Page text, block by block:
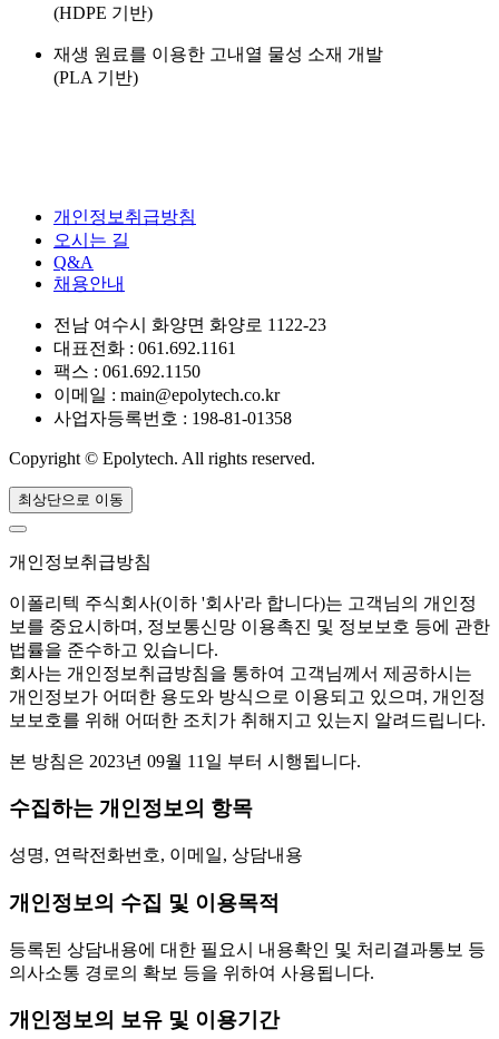
(HDPE 기반)
재생 원료를 이용한 고내열 물성 소재 개발
(PLA 기반)
개인정보취급방침
오시는 길
Q&A
채용안내
전남 여수시 화양면 화양로 1122-23
대표전화 : 061.692.1161
팩스 : 061.692.1150
이메일 : main@epolytech.co.kr
사업자등록번호 : 198-81-01358
Copyright © Epolytech. All rights reserved.
최상단으로 이동
개인정보취급방침
이폴리텍 주식회사(이하 '회사'라 합니다)는 고객님의 개인정
보를 중요시하며, 정보통신망 이용촉진 및 정보보호 등에 관한
법률을 준수하고 있습니다.
회사는 개인정보취급방침을 통하여 고객님께서 제공하시는
개인정보가 어떠한 용도와 방식으로 이용되고 있으며, 개인정
보보호를 위해 어떠한 조치가 취해지고 있는지 알려드립니다.
본 방침은 2023년 09월 11일 부터 시행됩니다.
수집하는 개인정보의 항목
성명, 연락전화번호, 이메일, 상담내용
개인정보의 수집 및 이용목적
등록된 상담내용에 대한 필요시 내용확인 및 처리결과통보 등
의사소통 경로의 확보 등을 위하여 사용됩니다.
개인정보의 보유 및 이용기간